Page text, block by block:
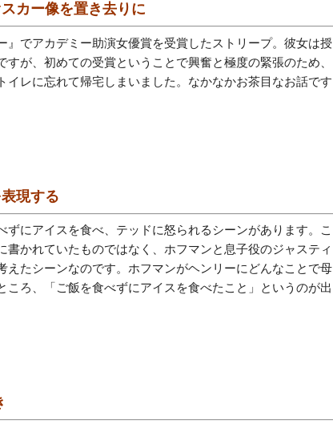
カー像を置き去りに
』でアカデミー助演女優賞を受賞したストリープ。彼女は授
すが、初めての受賞ということで興奮と極度の緊張のため、
イレに忘れて帰宅しまいました。なかなかお茶目なお話です
現する
ずにアイスを食べ、テッドに怒られるシーンがあります。こ
書かれていたものではなく、ホフマンと息子役のジャスティ
えたシーンなのです。ホフマンがヘンリーにどんなことで母
ころ、「ご飯を食べずにアイスを食べたこと」というのが出